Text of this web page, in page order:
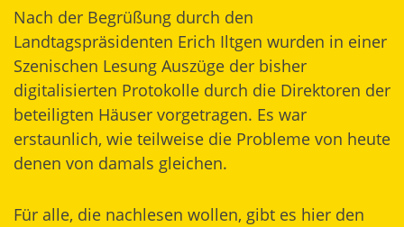
Nach der Begrüßung durch den
Landtagspräsidenten Erich Iltgen wurden in einer
Szenischen Lesung Auszüge der bisher
digitalisierten Protokolle durch die Direktoren der
beteiligten Häuser vorgetragen. Es war
erstaunlich, wie teilweise die Probleme von heute
denen von damals gleichen.
Für alle, die nachlesen wollen, gibt es hier den